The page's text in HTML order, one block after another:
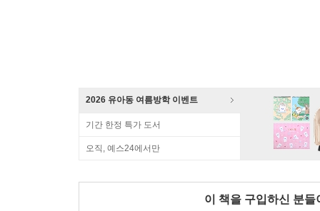
2026 유아동 여름방학 이벤트
기간 한정 특가 도서
오직, 예스24에서만
이 책을 구입하신 분